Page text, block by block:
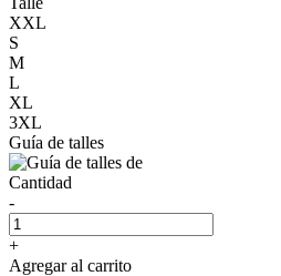
XXL
S
M
L
XL
3XL
Guía de talles
Cantidad
-
+
Agregar al carrito